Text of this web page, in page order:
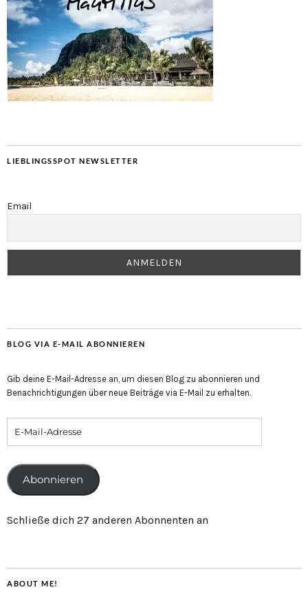
LIEBLINGSSPOT NEWSLETTER
Email
BLOG VIA E-MAIL ABONNIEREN
Gib deine E-Mail-Adresse an, um diesen Blog zu abonnieren und
Benachrichtigungen über neue Beiträge via E-Mail zu erhalten.
Abonnieren
Schließe dich 27 anderen Abonnenten an
ABOUT ME!